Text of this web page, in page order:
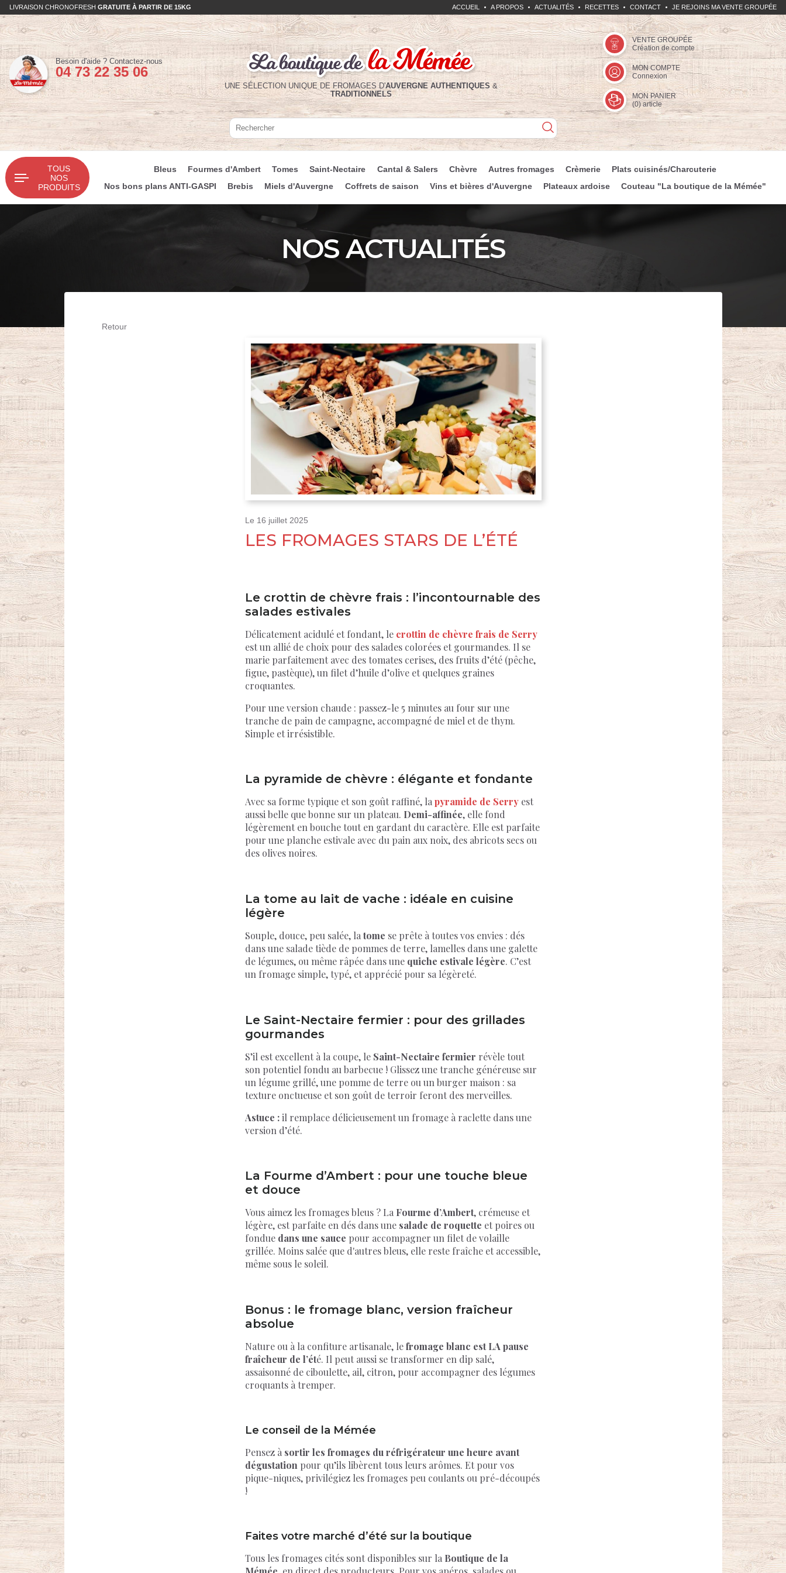
LIVRAISON CHRONOFRESH GRATUITE À PARTIR DE 15KG ACCUEIL A PROPOS ACTUALITÉS RECETTES CONTACT JE REJOINS MA VENTE GROUPÉE
UNE SÉLECTION UNIQUE DE FROMAGES D'AUVERGNE AUTHENTIQUES &
TRADITIONNELS
Besoin d'aide ? Contactez-nous
Téléphone :
04 73 22 35 06
VENTE GROUPÉE
Création de compte
MON COMPTE
Connexion
MON PANIER
(0) article
Rechercher
Rechercher
TOUS
NOS
PRODUITS
Bleus Fourmes d'Ambert Tomes Saint-Nectaire Cantal & Salers Chèvre Autres fromages Crèmerie
Plats cuisinés/Charcuterie
Nos bons plans ANTI-GASPI
Brebis Miels d'Auvergne Coffrets de saison Vins et bières d'Auvergne Plateaux ardoise Couteau "La boutique de la Mémée"
NOS ACTUALITÉS
Retour
Le 16 juillet 2025
LES FROMAGES STARS DE L’ÉTÉ
Le crottin de chèvre frais : l’incontournable des
salades estivales
Délicatement acidulé et fondant, le crottin de chèvre frais de Serry
est un allié de choix pour des salades colorées et gourmandes. Il se
marie parfaitement avec des tomates cerises, des fruits d’été (pêche,
figue, pastèque), un filet d’huile d’olive et quelques graines
croquantes.
Pour une version chaude : passez-le 5 minutes au four sur une
tranche de pain de campagne, accompagné de miel et de thym.
Simple et irrésistible.
La pyramide de chèvre : élégante et fondante
Avec sa forme typique et son goût raffiné, lapyramide de Serryest
aussi belle que bonne sur un plateau. Demi-affinée, elle fond
légèrement en bouche tout en gardant du caractère. Elle est parfaite
pour une planche estivale avec du pain aux noix, des abricots secs ou
des olives noires.
La tome au lait de vache : idéale en cuisine
légère
Souple, douce, peu salée, la tome se prête à toutes vos envies : dés
dans une salade tiède de pommes de terre, lamelles dans une galette
de légumes, ou même râpée dans une quiche estivale légère. C’est
un fromage simple, typé, et apprécié pour sa légèreté.
Le Saint-Nectaire fermier : pour des grillades
gourmandes
S’il est excellent à la coupe, le Saint-Nectaire fermier révèle tout
son potentiel fondu au barbecue ! Glissez une tranche généreuse sur
un légume grillé, une pomme de terre ou un burger maison : sa
texture onctueuse et son goût de terroir feront des merveilles.
Astuce :il remplace délicieusement un fromage à raclette dans une
version d’été.
La Fourme d’Ambert : pour une touche bleue
et douce
Vous aimez les fromages bleus ? La Fourme d’Ambert, crémeuse et
légère, est parfaite en dés dans une salade de roquette et poires ou
fondue dans une sauce pour accompagner un filet de volaille
grillée. Moins salée que d'autres bleus, elle reste fraîche et accessible,
même sous le soleil.
Bonus : le fromage blanc, version fraîcheur
absolue
Nature ou à la confiture artisanale, lefromage blanc est LA pause
fraîcheur de l’été. Il peut aussi se transformer en dip salé,
assaisonné de ciboulette, ail, citron, pour accompagner des légumes
croquants à tremper.
Le conseil de la Mémée
Pensez à sortir les fromages du réfrigérateur une heure avant
dégustation pour qu’ils libèrent tous leurs arômes. Et pour vos
pique-niques, privilégiez les fromages peu coulants ou pré-découpés
!
Faites votre marché d’été sur la boutique
Tous les fromages cités sont disponibles sur la Boutique de la